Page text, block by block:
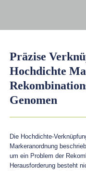
Präzise
Hochdichte
Genomen
Die Hochdichte-
Markeranordnung
um ein Problem der
Herausforderung besteht